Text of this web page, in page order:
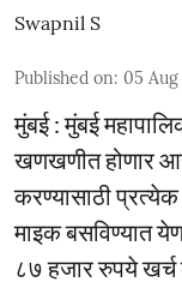
Swapnil S
Published on: 05
मुंबई : मुंबई
खणखणीत होणार
करण्यासाठी
माइक बसविण्यात
८७ हजार रुपये खर्च